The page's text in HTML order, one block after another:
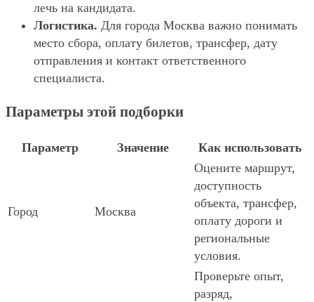
лечь на кандидата.
Логистика. Для города Москва важно понимать
место сбора, оплату билетов, трансфер, дату
отправления и контакт ответственного
специалиста.
Параметры этой подборки
Параметр Значение Как использовать
Город Москва
Оцените маршрут,
доступность
объекта, трансфер,
оплату дороги и
региональные
условия.
Проверьте опыт,
разряд,